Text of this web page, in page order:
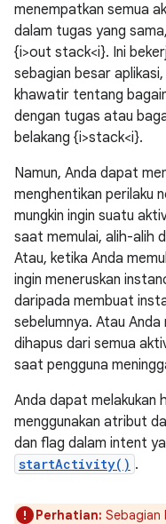
menempatkan semua
dalam tugas yang
{i>out stack<i}. Ini
sebagian besar
khawatir tentang
dengan tugas atau
belakang {i>stack<i}.
Namun, Anda dapat
menghentikan perilaku
mungkin ingin suatu
saat memulai, alih-alih
Atau, ketika Anda
ingin meneruskan
daripada membuat
sebelumnya. Atau Anda
dihapus dari semua
saat pengguna
Anda dapat melakukan
menggunakan atribut
dan flag dalam intent
startActivity() .
Perhatian: Sebagian